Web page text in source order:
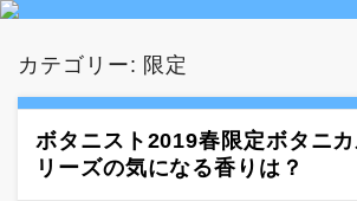
カテゴリー: 限定
ボタニスト2019春限定ボタニ
リーズの気になる香りは？